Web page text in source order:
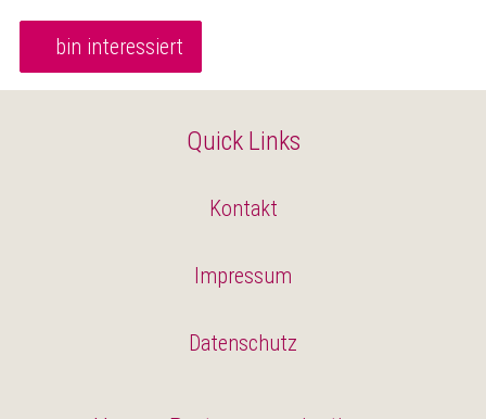
bin interessiert
Quick Links
Kontakt
Impressum
Datenschutz